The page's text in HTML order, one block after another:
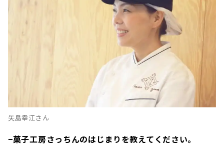
矢島幸江さん
−菓子工房さっちんのはじまりを教えてください。